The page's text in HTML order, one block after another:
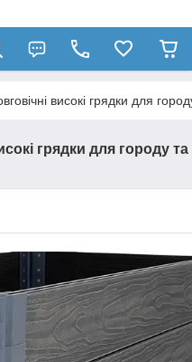
високі грядки для
грядки для городу та